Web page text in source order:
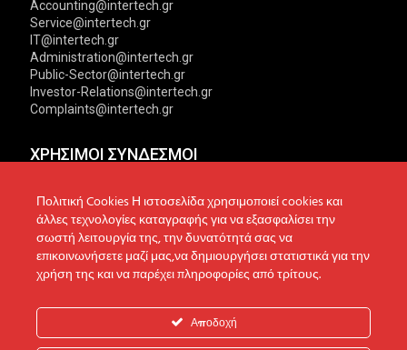
Accounting@intertech.gr
Service@intertech.gr
IT@intertech.gr
Administration@intertech.gr
Public-Sector@intertech.gr
Investor-Relations@intertech.gr
Complaints@intertech.gr
ΧΡΗΣΙΜΟΙ ΣΥΝΔΕΣΜΟΙ
Δίκτυο συνεργατών
Τεχνική υποστήριξη
Πολιτική Απορρήτου
Πολιτική Cookies
Πολιτική Προστασίας
Δεδομένων
Επικοινωνία
Πολιτική Cookies Η ιστοσελίδα χρησιμοποιεί cookies και
άλλες τεχνολογίες καταγραφής για να εξασφαλίσει την
σωστή λειτουργία της, την δυνατότητά σας να
επικοινωνήσετε μαζί μας,να δημιουργήσει στατιστικά για την
χρήση της και να παρέχει πληροφορίες από τρίτους.
Αποδοχή